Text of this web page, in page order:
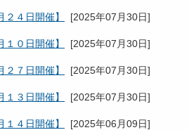
４日開催】 [2025年07月30日]
０日開催】 [2025年07月30日]
７日開催】 [2025年07月30日]
３日開催】 [2025年07月30日]
４日開催】 [2025年06月09日]